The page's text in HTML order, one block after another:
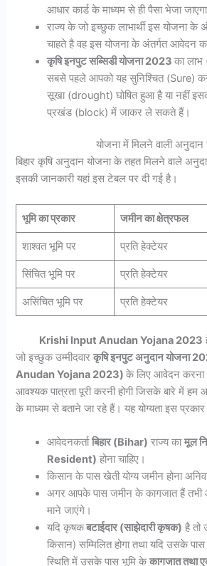
आधार कार्ड के माध्यम से ही पैसा भेजा
राज्य के जो इच्छुक लाभार्थी इस योजना के
चाहते है वह इस योजना के अंतर्गत आवेदन
कृषि इनपुट सब्सिडी योजना 2023का
सबसे पहले आपको यह सुनिश्चित (Sure)
सूखा (drought) घोषित हुआ है या नहीं
प्रखंड (block) में जाकर ले सकते हैं।
योजना में मिलने वाली अनुदान
बिहार कृषि अनुदान योजना के तहत मिलने वाले
इसकी जानकारी यहां इस टेबल पर दी गई है।
भूमि का प्रकार जमीन का क्षेत्रफल
शाश्वत भूमि पर प्रति हेक्टेयर
सिंचित भूमि पर प्रति हेक्टेयर
असिंचित भूमि पर प्रति हेक्टेयर
Krishi Input Anudan Yojana 2023
जो इच्छुक उम्मीदवारकृषि इनपुट अनुदान योजना
Anudan Yojana 2023)के लिए आवेदन करना
आवश्यक पात्रता पूरी करनी होगी जिसके बारे में हम
के माध्यम से बताने जा रहे हैं। यह योग्यता इस
आवेदनकर्ताबिहार (Bihar) राज्य कामूल
Resident) होना चाहिए।
किसान के पास खेती योग्य जमीन होना
अगर आपके पास जमीन के कागजात हैं तभी
माने जाएंगे।
यदि कृषकबटाईदार (साझेदारी कृषक) है तो
किसान) सम्मिलित होगा तथा यदि उसके
स्थिति में उसके पास भूमि केकागजात तथा